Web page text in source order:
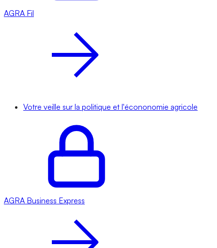
AGRA Fil
Votre veille sur la politique et l'écononomie agricole
AGRA Business Express